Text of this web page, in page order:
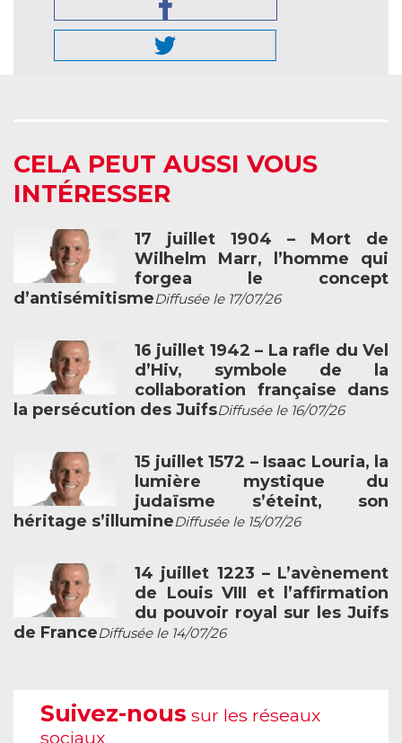
CELA PEUT AUSSI VOUS
INTÉRESSER
17 juillet 1904 – Mort de
Wilhelm Marr, l’homme qui
forgea le concept
d’antisémitismeDiffusée le 17/07/26
16 juillet 1942 – La rafle du Vel
d’Hiv, symbole de la
collaboration française dans
la persécution des JuifsDiffusée le 16/07/26
15 juillet 1572 – Isaac Louria, la
lumière mystique du
judaïsme s’éteint, son
héritage s’illumineDiffusée le 15/07/26
14 juillet 1223 – L’avènement
de Louis VIII et l’affirmation
du pouvoir royal sur les Juifs
de FranceDiffusée le 14/07/26
Suivez-nous sur les réseaux
sociaux